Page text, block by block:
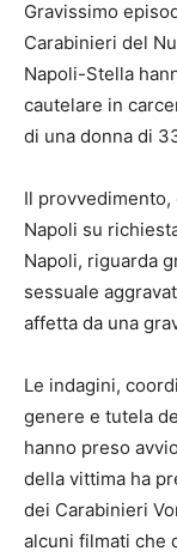
Gravissimo
Carabinieri del
Napoli-Stella
cautelare in
di una donna di
Il provvedimento,
Napoli su
Napoli, riguarda
sessuale
affetta da una
Le indagini,
genere e tutela
hanno preso
della vittima ha
dei Carabinieri
alcuni filmati che